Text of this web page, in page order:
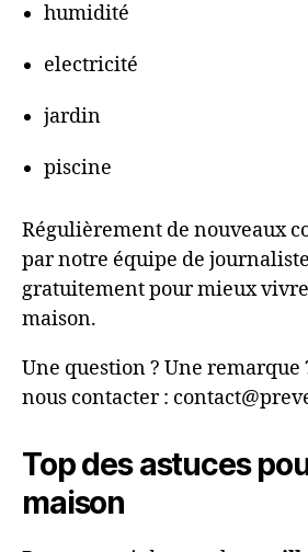
humidité
electricité
jardin
piscine
Régulièrement de nouveaux
par notre équipe de
gratuitement pour mieux
maison.
Une question ? Une remarque
nous contacter :
Top des astuces
maison